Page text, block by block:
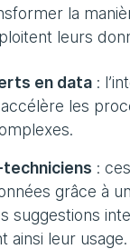
la
leurs
en data :
les
techniciens :
grâce à
suggestions
ainsi leur usage.